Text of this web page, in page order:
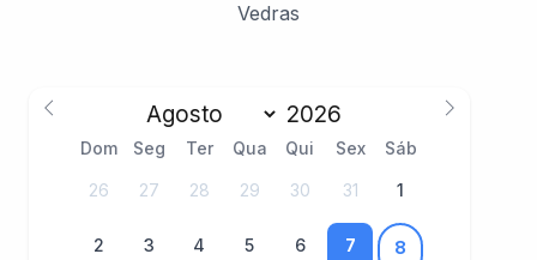
Vedras
Dom Seg Ter Qua Qui Sex Sáb
26 27 28 29 30 31 1
2 3 4 5 6 7 8